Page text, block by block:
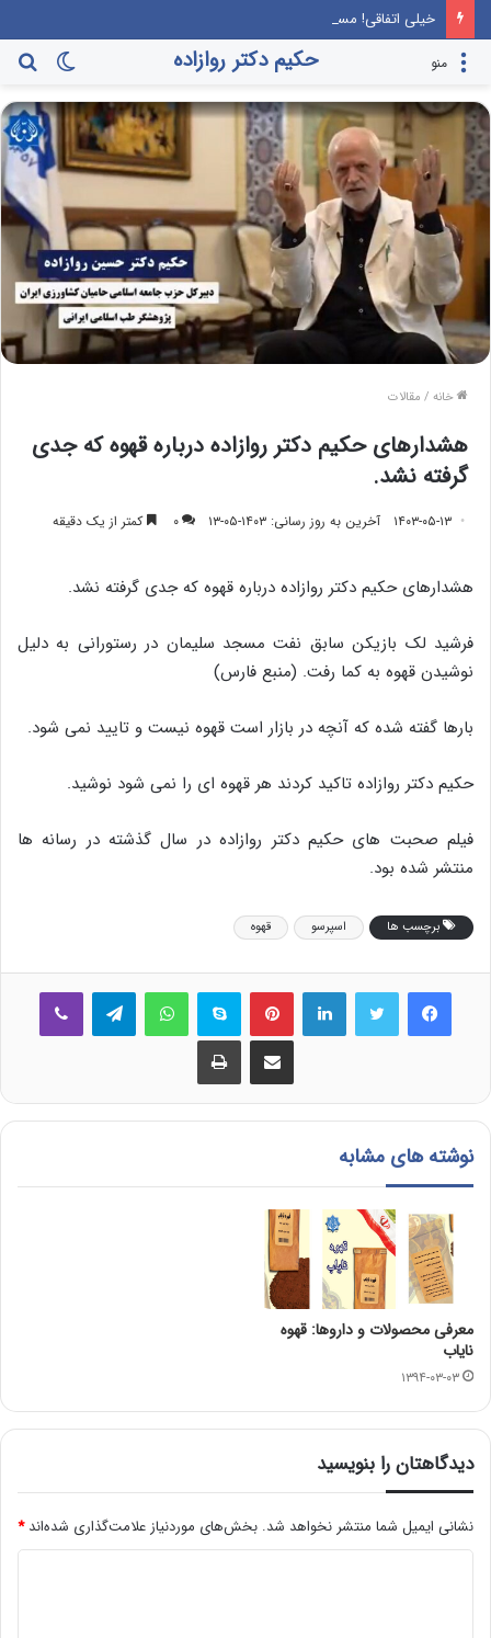
تغییر
پوسته
حکیم دکتر روازاده منو
خانه / مقالات
هشدارهای حکیم دکتر روازاده درباره قهوه که جدی
گرفته نشد.
۱۴۰۳-۰۵-۱۳ آخرین به روز رسانی: ۱۴۰۳-۰۵-۱۳ ۰ کمتر از یک دقیقه
هشدارهای حکیم دکتر روازاده درباره قهوه که جدی گرفته نشد.
فرشید لک بازیکن سابق نفت مسجد سلیمان در رستورانی به دلیل
نوشیدن قهوه به کما رفت. (منبع فارس)
بارها گفته شده که آنچه در بازار است قهوه نیست و تایید نمی شود.
حکیم دکتر روازاده تاکید کردند هر قهوه ای را نمی شود نوشید.
فیلم صحبت های حکیم دکتر روازاده در سال گذشته در رسانه ها
منتشر شده بود.
برچسب ها اسپرسو قهوه
فیس بوک لینکدین ‫پین‌ترست اسکایپ واتس آپ
اشتراک گذاری از طریق ایمیل چاپ
نوشته های مشابه
معرفی محصولات و داروها: قهوه
نایاب
۱۳۹۴-۰۳-۰۳
دیدگاهتان را بنویسید
نشانی ایمیل شما منتشر نخواهد شد. بخش‌های موردنیاز علامت‌گذاری شده‌اند*